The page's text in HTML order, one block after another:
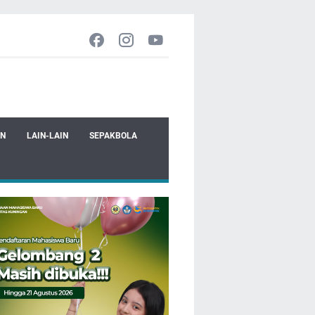
LAIN-LAIN SEPAKBOLA